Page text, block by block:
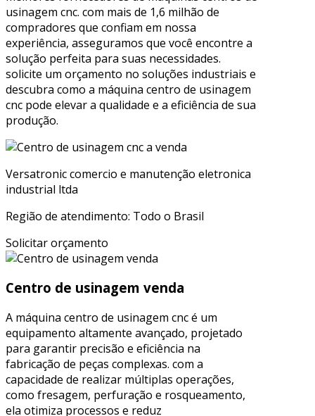
usinagem cnc. com mais de 1,6 milhão de
compradores que confiam em nossa
experiência, asseguramos que você encontre a
solução perfeita para suas necessidades.
solicite um orçamento no soluções industriais e
descubra como a máquina centro de usinagem
cnc pode elevar a qualidade e a eficiência de sua
produção.
Versatronic comercio e manutenção eletronica
industrial ltda
Região de atendimento: Todo o Brasil
Solicitar orçamento
Centro de usinagem venda
A máquina centro de usinagem cnc é um
equipamento altamente avançado, projetado
para garantir precisão e eficiência na
fabricação de peças complexas. com a
capacidade de realizar múltiplas operações,
como fresagem, perfuração e rosqueamento,
ela otimiza processos e reduz